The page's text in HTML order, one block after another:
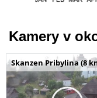
Kamery v
Skanzen Pribylina (8